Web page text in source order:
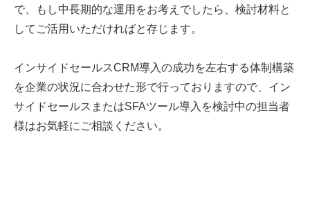
で、もし中長期的な運用をお考えでしたら、検討材料と
してご活用いただければと存じます。
インサイドセールスCRM導入の成功を左右する体制構築
を企業の状況に合わせた形で行っておりますので、イン
サイドセールスまたはSFAツール導入を検討中の担当者
様はお気軽にご相談ください。